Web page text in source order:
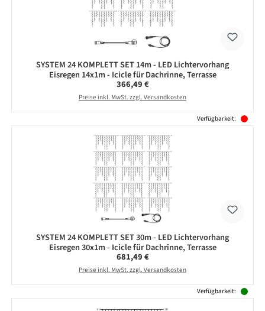
SYSTEM 24 KOMPLETT SET 14m - LED Lichtervorhang
Eisregen 14x1m - Icicle für Dachrinne, Terrasse
Regulärer Preis:
366,49 €
Preise inkl. MwSt. zzgl. Versandkosten
Verfügbarkeit:
SYSTEM 24 KOMPLETT SET 30m - LED Lichtervorhang
Eisregen 30x1m - Icicle für Dachrinne, Terrasse
Regulärer Preis:
681,49 €
Preise inkl. MwSt. zzgl. Versandkosten
Verfügbarkeit: